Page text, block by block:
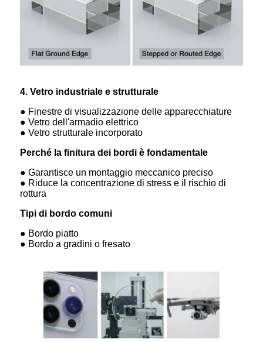
4. Vetro industriale e strutturale
● Finestre di visualizzazione delle apparecchiature
● Vetro dell'armadio elettrico
● Vetro strutturale incorporato
Perché la finitura dei bordi è fondamentale
● Garantisce un montaggio meccanico preciso
● Riduce la concentrazione di stress e il rischio di
rottura
Tipi di bordo comuni
● Bordo piatto
● Bordo a gradini o fresato